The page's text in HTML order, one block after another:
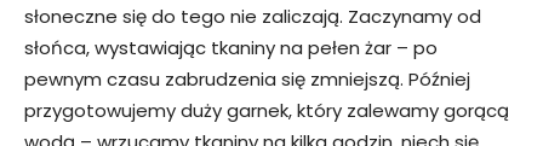
słoneczne się do tego nie zaliczają. Zaczynamy od
słońca, wystawiając tkaniny na pełen żar – po
pewnym czasu zabrudzenia się zmniejszą. Później
przygotowujemy duży garnek, który zalewamy gorącą